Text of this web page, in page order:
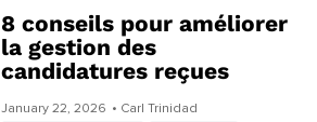
8 conseils pour améliorer
la gestion des
candidatures reçues
January 22, 2026 • Carl Trinidad